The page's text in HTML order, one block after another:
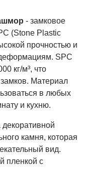
- замковое
(Stone Plastic
прочностью и
SPC
кг/м³, что
Материал
в любых
и кухню.
камня, которая
вид.
пленкой с